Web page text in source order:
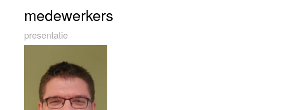
medewerkers
presentatie